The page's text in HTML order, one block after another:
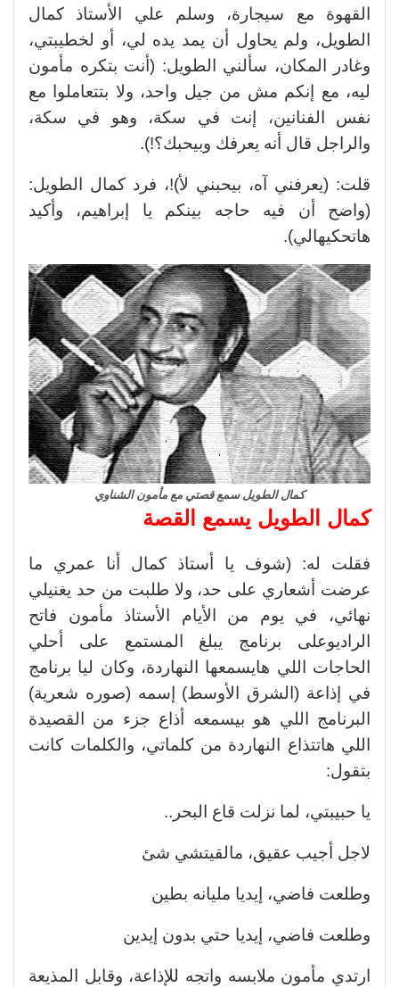
القهوة مع سيجارة، وسلم علي الأستاذ كمال
الطويل، ولم يحاول أن يمد يده لي، أو لخطيبتي،
وغادر المكان، سألني الطويل: (أنت بتكره مأمون
ليه، مع إنكم مش من جيل واحد، ولا بتتعاملوا مع
نفس الفنانين، إنت في سكة، وهو في سكة،
والراجل قال أنه يعرفك وبيحبك؟!).
قلت: (يعرفني آه، بيحبني لأ)!، فرد كمال الطويل:
(واضح أن فيه حاجه بينكم يا إبراهيم، وأكيد
هاتحكيهالي).
كمال الطويل سمع قصتي مع مأمون الشناوي
كمال الطويل يسمع القصة
فقلت له: (شوف يا أستاذ كمال أنا عمري ما
عرضت أشعاري على حد، ولا طلبت من حد يغنيلي
نهائي، في يوم من الأيام الأستاذ مأمون فاتح
الراديوعلى برنامج يبلغ المستمع على أحلي
الحاجات اللي هايسمعها النهاردة، وكان ليا برنامج
في إذاعة (الشرق الأوسط) إسمه (صوره شعرية)
البرنامج اللي هو بيسمعه أذاع جزء من القصيدة
اللي هاتتذاع النهاردة من كلماتي، والكلمات كانت
بتقول:
يا حبيبتي، لما نزلت قاع البحر..
لاجل أجيب عقيق، مالقيتشي شئ
وطلعت فاضي، إيديا مليانه بطين
وطلعت فاضي، إيديا حتي بدون إيدين
ارتدي مأمون ملابسه واتجه للإذاعة، وقابل المذيعة